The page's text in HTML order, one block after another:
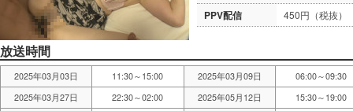
PPV配信
450円（税抜）
放送時間
2025年03月03日 11:30～15:00 2025年03月09日
06:00～09:30
2025年03月27日
22:30～02:00 2025年05月12日
15:30～19:00